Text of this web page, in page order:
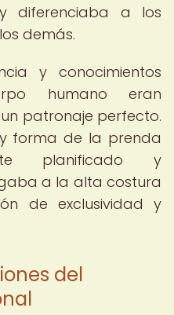
diferenciaba a los
demás.
y conocimientos
humano eran
patronaje perfecto.
forma de la prenda
planificado y
a la alta costura
de exclusividad y
del